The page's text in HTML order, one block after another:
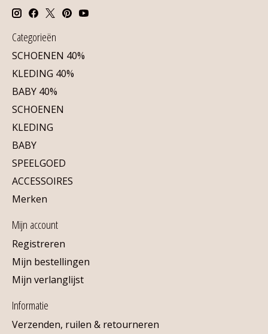
Categorieën
SCHOENEN 40%
KLEDING 40%
BABY 40%
SCHOENEN
KLEDING
BABY
SPEELGOED
ACCESSOIRES
Merken
Mijn account
Registreren
Mijn bestellingen
Mijn verlanglijst
Informatie
Verzenden, ruilen & retourneren